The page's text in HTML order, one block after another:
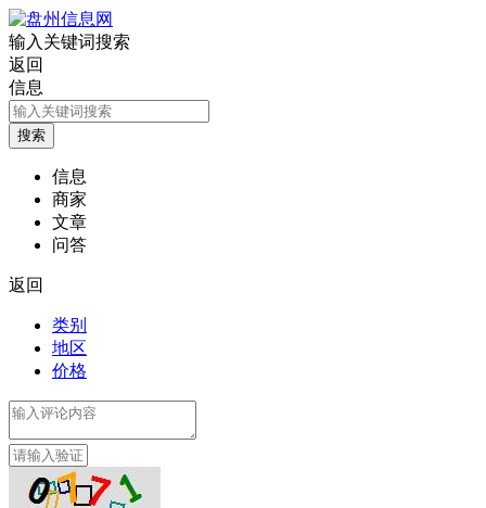
输入关键词搜索
返回
信息
信息
商家
文章
问答
返回
类别
地区
价格